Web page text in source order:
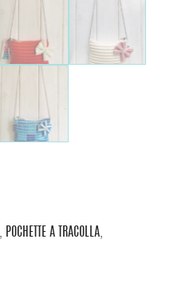
POCHETTE A TRACOLLA